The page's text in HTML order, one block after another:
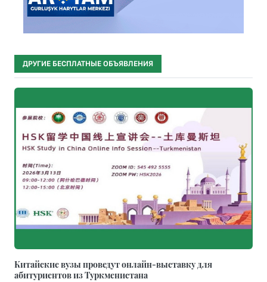
ДРУГИЕ БЕСПЛАТНЫЕ ОБЪЯВЛЕНИЯ
Китайские вузы проведут онлайн-выставку для
абитуриентов из Туркменистана